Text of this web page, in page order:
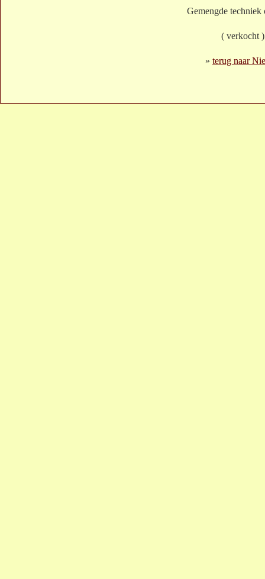
Gemengde techniek
( verkocht )
» terug naar